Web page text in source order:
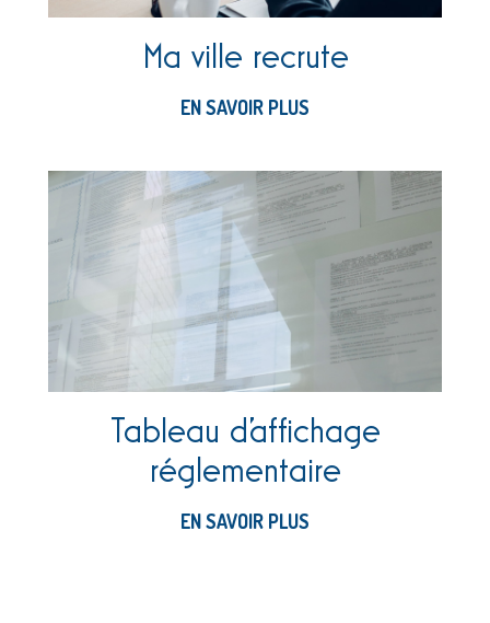
Ma ville recrute
EN SAVOIR PLUS
Tableau d’affichage
réglementaire
EN SAVOIR PLUS